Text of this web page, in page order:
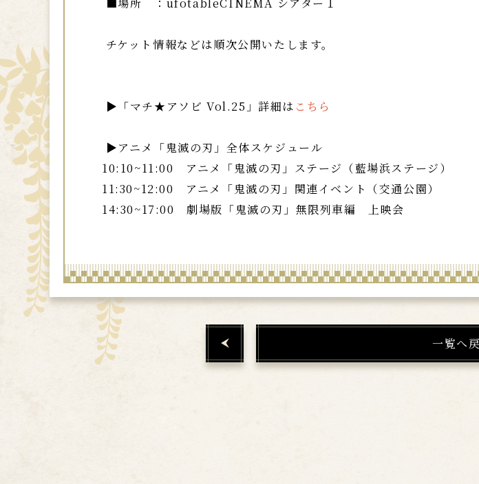
チケット情報などは順次公開いたします。
▶「マチ★アソビ Vol.25」詳細は こちら
▶アニメ「鬼滅の刃」全体スケジュール
10:10~11:00 アニメ「鬼滅の刃」ステージ（藍場浜ステージ）
11:30~12:00 アニメ「鬼滅の刃」関連イベント（交通公園）
14:30~17:00 劇場版「鬼滅の刃」無限列車編 上映会
一覧へ